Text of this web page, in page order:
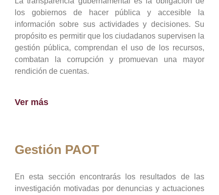
los gobiernos de hacer pública y accesible la
información sobre sus actividades y decisiones. Su
propósito es permitir que los ciudadanos supervisen la
gestión pública, comprendan el uso de los recursos,
combatan la corrupción y promuevan una mayor
rendición de cuentas.
Ver más
Gestión PAOT
En esta sección encontrarás los resultados de las
investigación motivadas por denuncias y actuaciones